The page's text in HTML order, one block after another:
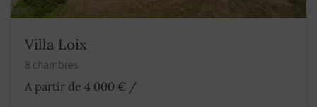
Villa Loix
8 chambres
A partir de 4 000 € /